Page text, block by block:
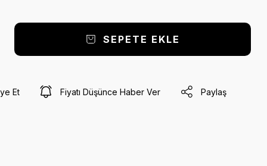
SEPETE EKLE
Et Fiyatı Düşünce Haber Ver Paylaş